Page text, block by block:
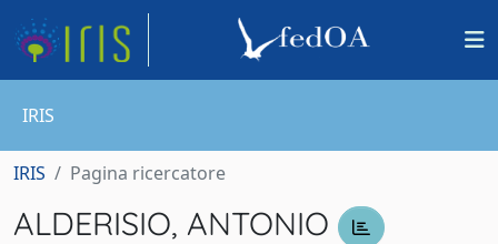
IRIS
IRIS Pagina ricercatore
ALDERISIO, ANTONIO